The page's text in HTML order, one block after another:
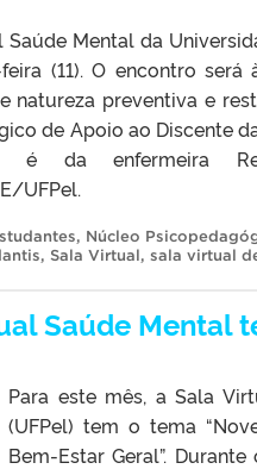
Saúde Mental da
(11). O encontro
natureza preventiva e
de Apoio ao Discente
é da enfermeira
UFPel.
, Núcleo
, Sala Virtual, sala virtual
Saúde Mental
Para este mês, a Sala
(UFPel) tem o tema
Bem-Estar Geral”.